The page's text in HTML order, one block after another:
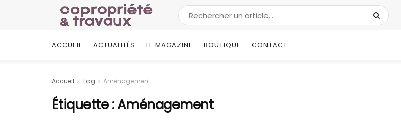
ACCUEIL ACTUALITÉS LE MAGAZINE BOUTIQUE CONTACT
Accueil Tag Aménagement
Étiquette :Aménagement